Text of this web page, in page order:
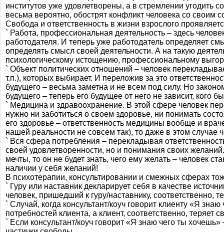
институтов уже удовлетворены, а в стремлении угодить
весьма вероятно, обострят конфликт человека со своим
Свобода и ответственность в жизни взрослого
` Работа, профессиональная деятельность – здесь
работодателя. И теперь уже работодатель определяет
определять смысл своей деятельности. А на такую
психологическому истощению, профессиональному
` Объект политических отношений – человек
т.п.), которых выбирает. И переложив за это
будущего – весьма заметна и не всем под силу. Но
будущего – теперь его будущее от него не зависит, кого
` Медицина и здравоохранение. В этой сфере человек
нужно ни заботиться о своем здоровье, ни понимать
его здоровье – ответственность медицины вообще и
нашей реальности не совсем так), то даже в этом случае
` Вся сфера потребления – перекладывая
своей удовлетворенности, но и понимания своих
мечты, то он не будет знать, чего ему желать – человек
наличии у себя желаний!
В психотерапии, консультировании и смежных сферах
` Гуру или наставник декларирует себя в качестве
человек, пришедший к гуру/наставнику, соответственно,
` Случай, когда консультант/коуч говорит клиенту «Я
потребностей клиента, а клиент, соответственно, теряет
` Если консультант/коуч говорит «Я знаю чего ты